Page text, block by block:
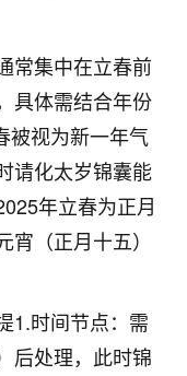
常集中在立春前
具体需结合年份
被视为新一年气
请化太岁锦囊能
年立春为正月
（正月十五）
1.时间节点：需
后处理，此时锦
但同时竞争的我们
理，没想到老师看
老师建议，做了化
人事调整，拖到年
上班，开会提拔升
主要是底薪加了
恩感谢！🙏🏻
客吗？�
32